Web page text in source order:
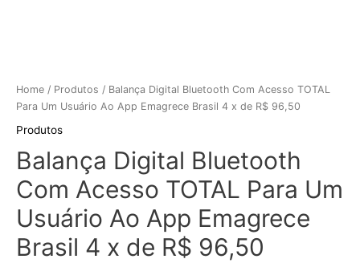
Home / Produtos / Balança Digital Bluetooth Com Acesso TOTAL
Para Um Usuário Ao App Emagrece Brasil 4 x de R$ 96,50
Produtos
Balança Digital Bluetooth
Com Acesso TOTAL Para Um
Usuário Ao App Emagrece
Brasil 4 x de R$ 96,50